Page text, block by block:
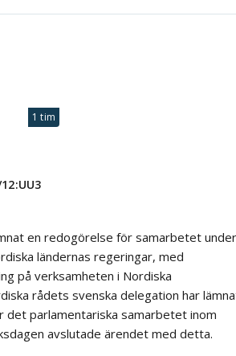
1 tim
en redogörelse för samarbetet under
ländernas regeringar, med
på verksamheten i Nordiska
rådets svenska delegation har
det parlamentariska samarbetet inom
avslutade ärendet med detta.